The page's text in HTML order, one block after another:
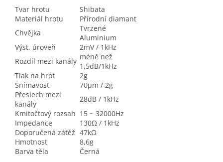
Tvar hrotu
Shibata
Materiál hrotu
Přírodní diamant
Chvějka
Tvrzené
Aluminium
Výst. úroveň
2mV / 1kHz
Rozdíl mezi kanály méně než
1,5dB/1kHz
Tlak na hrot
2g
Snímavost
70μm / 2g
Přeslech mezi
kanály
28dB / 1kHz
Kmitočtový rozsah 15 ~ 32000Hz
Impedance
130Ω / 1kHz
Doporučená zátěž 47kΩ
Hmotnost
8,6g
Barva těla
Černá